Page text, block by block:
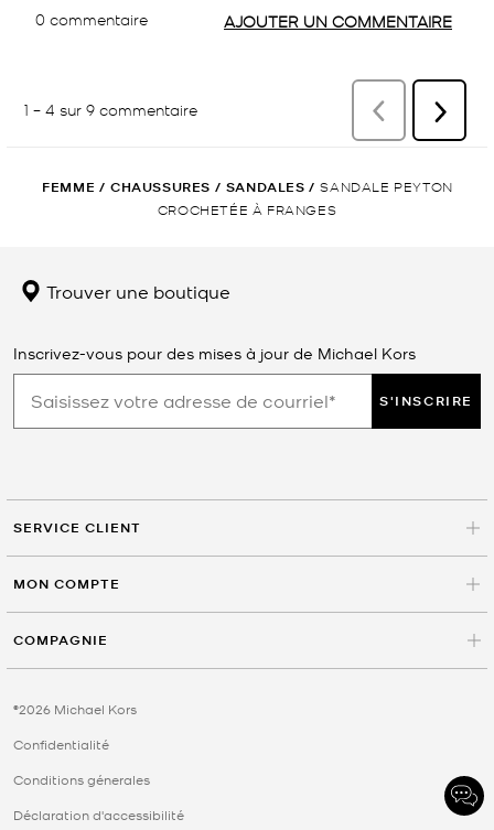
FEMME / CHAUSSURES / SANDALES / SANDALE PEYTON
CROCHETÉE À FRANGES
Trouver une boutique
Inscrivez-vous pour des mises à jour de Michael Kors
S'INSCRIRE
SERVICE CLIENT
MON COMPTE
COMPAGNIE
©2026 Michael Kors
Confidentialité
Conditions génerales
Déclaration d'accessibilité